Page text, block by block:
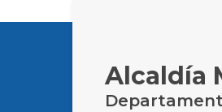
Alcaldía